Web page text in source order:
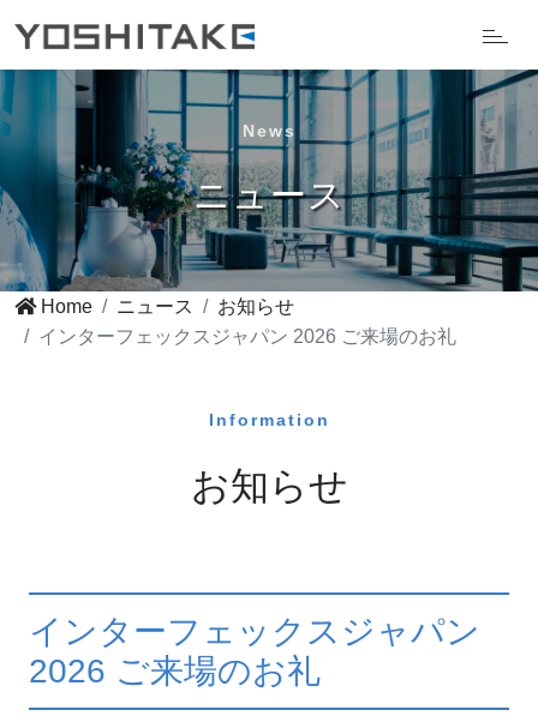
News
ニュース
Home ニュース
お知らせ
インターフェックスジャパン 2026 ご来場のお礼
Information
お知らせ
インターフェックスジャパン
2026 ご来場のお礼